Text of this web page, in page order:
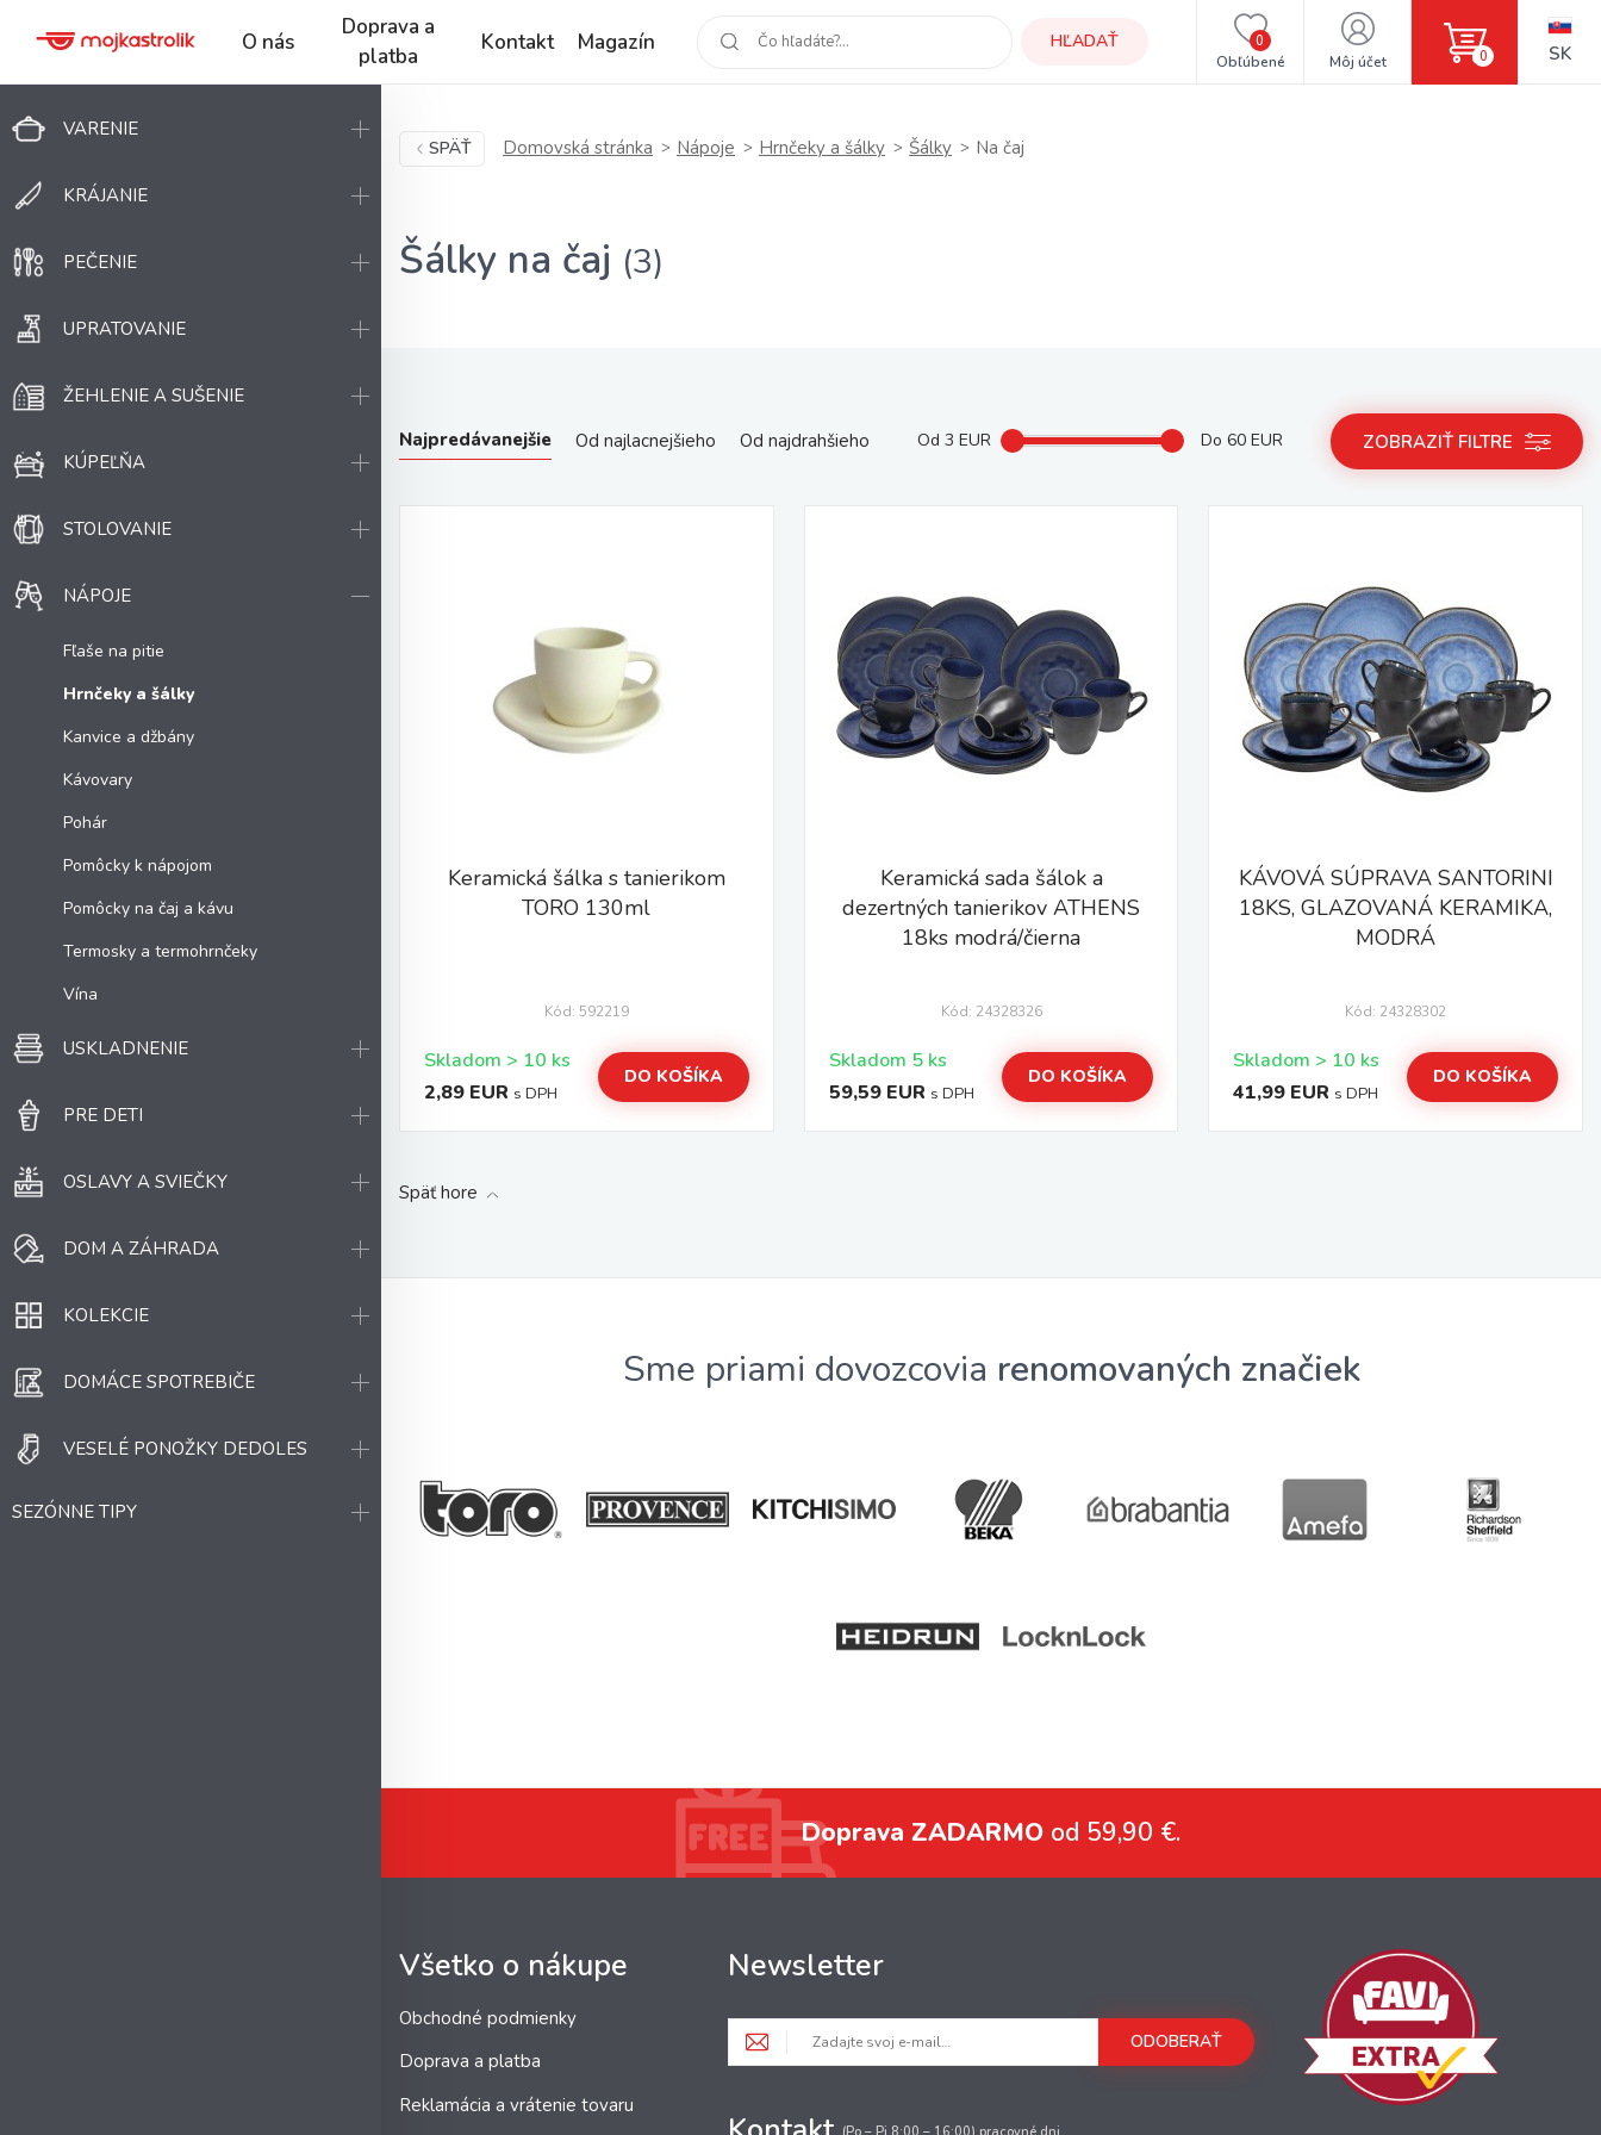
O nás
Doprava a
platba
Kontakt Magazín HĽADAŤ
Obľúbené
0
Môj účet 0 SK
VARENIE
KRÁJANIE
PEČENIE
UPRATOVANIE
ŽEHLENIE A SUŠENIE
KÚPEĽŇA
STOLOVANIE
NÁPOJE
Fľaše na pitie
Hrnčeky a šálky
Kanvice a džbány
Kávovary
Pohár
Pomôcky k nápojom
Pomôcky na čaj a kávu
Termosky a termohrnčeky
Vína
USKLADNENIE
PRE DETI
OSLAVY A SVIEČKY
DOM A ZÁHRADA
KOLEKCIE
DOMÁCE SPOTREBIČE
VESELÉ PONOŽKY DEDOLES
SEZÓNNE TIPY
SPÄŤ Domovská stránka Nápoje Hrnčeky a šálky Šálky Na čaj
Šálky na čaj (3)
Najpredávanejšie Od najlacnejšieho Od najdrahšieho Od 3 EUR Do 60 EUR ZOBRAZIŤ FILTRE
Keramická šálka s tanierikom
TORO 130ml
Kód: 592219
Skladom > 10 ks
2,89 EUR s DPH
DO KOŠÍKA
Keramická sada šálok a
dezertných tanierikov ATHENS
18ks modrá/čierna
Kód: 24328326
Skladom 5 ks
59,59 EUR s DPH
DO KOŠÍKA
KÁVOVÁ SÚPRAVA SANTORINI
18KS, GLAZOVANÁ KERAMIKA,
MODRÁ
Kód: 24328302
Skladom > 10 ks
41,99 EUR s DPH
DO KOŠÍKA
Späť hore
Sme priami dovozcovia renomovaných značiek
Doprava ZADARMO od 59,90 €.
Všetko o nákupe
Obchodné podmienky
Doprava a platba
Reklamácia a vrátenie tovaru
Newsletter
ODOBERAŤ